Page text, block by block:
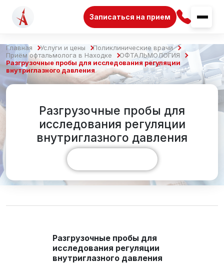
Записаться на прием
Главная Услуги и цены
Поликлинические врачи
Приём офтальмолога в Находке
ОФТАЛЬМОЛОГИЯ
Разгрузочные пробы для исследования регуляции
внутриглазного давления
Разгрузочные пробы для
исследования регуляции
внутриглазного давления
Разгрузочные пробы для
исследования регуляции
внутриглазного давления